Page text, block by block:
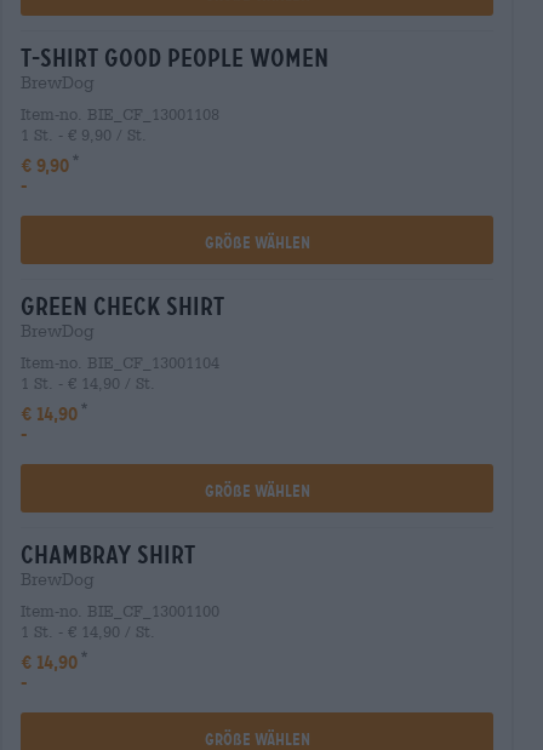
t-shirt good people women
BrewDog
Item-no. BIE_CF_13001108
1 St. - € 9,90 / St.
€ 9,90
-
Größe Wählen
green check shirt
BrewDog
Item-no. BIE_CF_13001104
1 St. - € 14,90 / St.
€ 14,90
-
Größe Wählen
chambray shirt
BrewDog
Item-no. BIE_CF_13001100
1 St. - € 14,90 / St.
€ 14,90
-
Größe Wählen